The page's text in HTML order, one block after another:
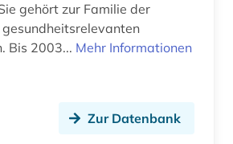
arbeitstherapie (1)
gehört zur Familie der
Bis 2003... Mehr Informationen
Zur Datenbank